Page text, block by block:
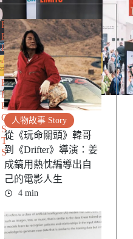
R
E
L
A
T
E
D
P
O
S
T
S
人物故事 Story
從《玩命關頭》韓哥
到《Drifter》導演：姜
成鎬用熱忱編導出自
己的電影人生
4 min